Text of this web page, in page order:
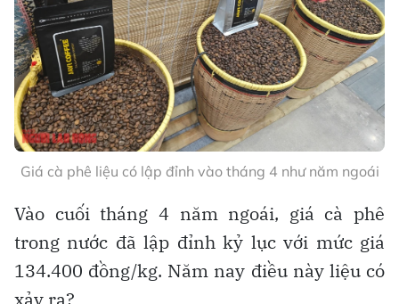
Giá cà phê liệu có lập đỉnh vào tháng 4 như năm ngoái
Vào cuối tháng 4 năm ngoái, giá cà phê
trong nước đã lập đỉnh kỷ lục với mức giá
134.400 đồng/kg. Năm nay điều này liệu có
xảy ra?